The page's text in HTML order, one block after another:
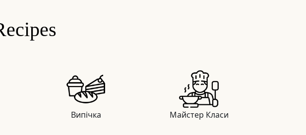
Випічка Майстер Класи